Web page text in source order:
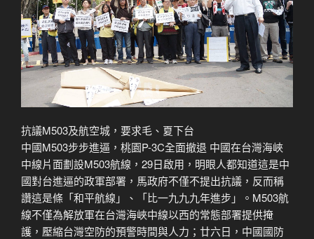
抗議M503及航空城，要求毛、夏下台
中國M503步步進逼，桃園P-3C全面撤退 中國在台灣海峽
中線片面劃設M503航線，29日啟用，明眼人都知道這是中
國對台進逼的政軍部署，馬政府不僅不提出抗議，反而稱
讚這是條「和平航線」、「比一九九九年進步」。M503航
線不僅為解放軍在台灣海峽中線以西的常態部署提供掩
護，壓縮台灣空防的預警時間與人力；廿六日，中國國防